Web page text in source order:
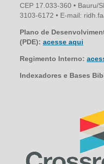
CEP 17.033-360 • Bauru/
3103-6172 • E-mail:
Plano de
(PDE): acesse aqui
Regimento Interno:
Indexadores e Bases